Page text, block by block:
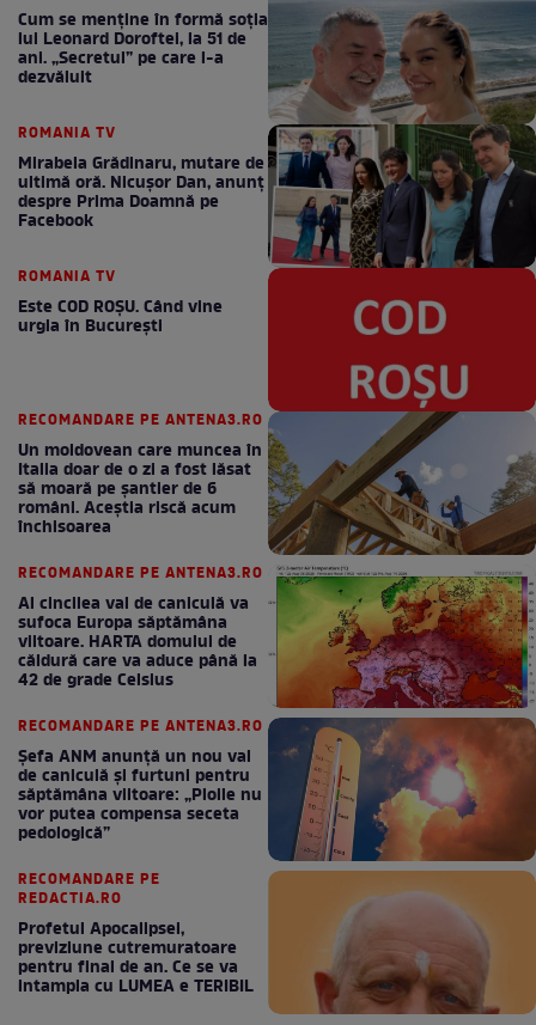
Cum se menţine în formă soţia
lui Leonard Doroftei, la 51 de
ani. „Secretul” pe care l-a
dezvăluit
ROMANIA TV
Mirabela Grădinaru, mutare de
ultimă oră. Nicuşor Dan, anunţ
despre Prima Doamnă pe
Facebook
ROMANIA TV
Este COD ROŞU. Când vine
urgia în Bucureşti
RECOMANDARE PE ANTENA3.RO
Un moldovean care muncea în
Italia doar de o zi a fost lăsat
să moară pe şantier de 6
români. Aceștia riscă acum
închisoarea
RECOMANDARE PE ANTENA3.RO
Al cincilea val de caniculă va
sufoca Europa săptămâna
viitoare. HARTA domului de
căldură care va aduce până la
42 de grade Celsius
RECOMANDARE PE ANTENA3.RO
Șefa ANM anunță un nou val
de caniculă și furtuni pentru
săptămâna viitoare: „Ploile nu
vor putea compensa seceta
pedologică”
RECOMANDARE PE
REDACTIA.RO
Profetul Apocalipsei,
previziune cutremuratoare
pentru final de an. Ce se va
intampla cu LUMEA e TERIBIL